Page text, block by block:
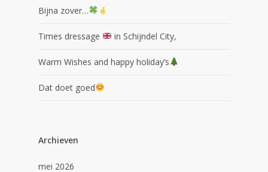
Bijna zover…
Times dressage in Schijndel City,
Warm Wishes and happy holiday’s
Dat doet goed
Archieven
mei 2026